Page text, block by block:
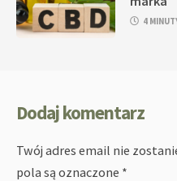
4
Dodaj komentarz
Twój adres email nie
pola są oznaczone *